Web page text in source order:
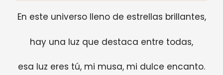
En este universo lleno de estrellas brillantes,
hay una luz que destaca entre todas,
esa luz eres tú, mi musa, mi dulce encanto.